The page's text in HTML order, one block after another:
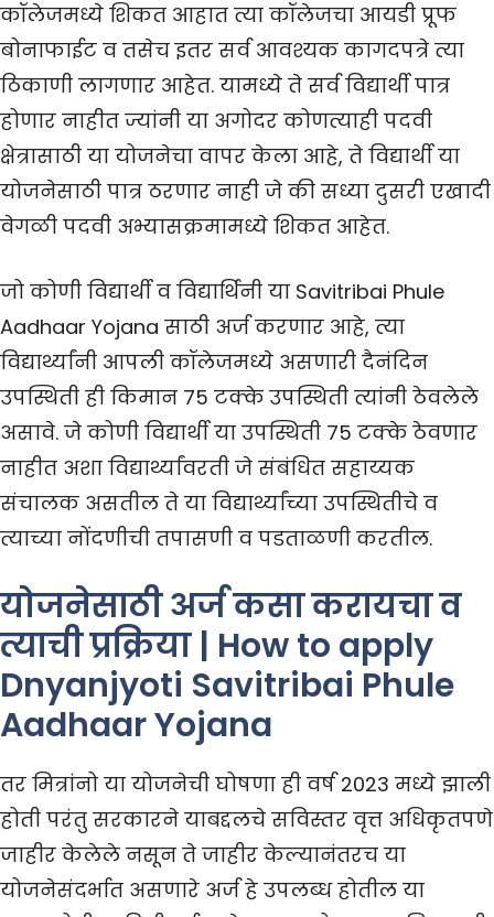
कॉलेजमध्ये शिकत आहात त्या कॉलेजचा आयडी प्रूफ
बोनाफाईट व तसेच इतर सर्व आवश्यक कागदपत्रे त्या
ठिकाणी लागणार आहेत. यामध्ये ते सर्व विद्यार्थी पात्र
होणार नाहीत ज्यांनी या अगोदर कोणत्याही पदवी
क्षेत्रासाठी या योजनेचा वापर केला आहे, ते विद्यार्थी या
योजनेसाठी पात्र ठरणार नाही जे की सध्या दुसरी एखादी
वेगळी पदवी अभ्यासक्रमामध्ये शिकत आहेत.
जो कोणी विद्यार्थी व विद्यार्थिनी या Savitribai Phule
Aadhaar Yojana साठी अर्ज करणार आहे, त्या
विद्यार्थ्यांनी आपली कॉलेजमध्ये असणारी दैनंदिन
उपस्थिती ही किमान 75 टक्के उपस्थिती त्यांनी ठेवलेले
असावे. जे कोणी विद्यार्थी या उपस्थिती 75 टक्के ठेवणार
नाहीत अशा विद्यार्थ्यांवरती जे संबंधित सहाय्यक
संचालक असतील ते या विद्यार्थ्यांच्या उपस्थितीचे व
त्याच्या नोंदणीची तपासणी व पडताळणी करतील.
योजनेसाठी अर्ज कसा करायचा व
त्याची प्रक्रिया | How to apply
Dnyanjyoti Savitribai Phule
Aadhaar Yojana
तर मित्रांनो या योजनेची घोषणा ही वर्ष 2023 मध्ये झाली
होती परंतु सरकारने याबद्दलचे सविस्तर वृत्त अधिकृतपणे
जाहीर केलेले नसून ते जाहीर केल्यानंतरच या
योजनेसंदर्भात असणारे अर्ज हे उपलब्ध होतील या